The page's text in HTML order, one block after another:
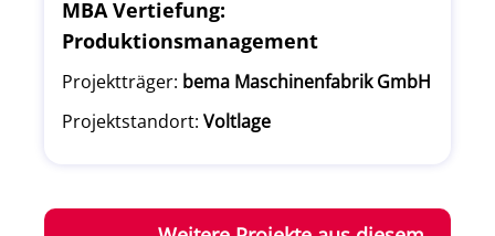
MBA Vertiefung:
Produktionsmanagement
Projektträger: bema Maschinenfabrik GmbH
Projektstandort: Voltlage